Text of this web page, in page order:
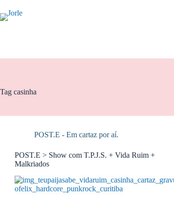
para
o
Tag casinha
POST.E - Em cartaz por aí.
POST.E > Show com T.P.J.S. + Vida Ruim +
Malkriados